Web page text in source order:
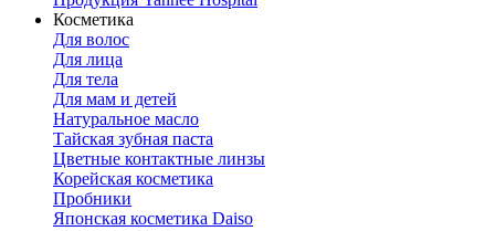
Косметика
Для волос
Для лица
Для тела
Для мам и детей
Натуральное масло
Тайская зубная паста
Цветные контактные линзы
Корейская косметика
Пробники
Японская косметика Daiso